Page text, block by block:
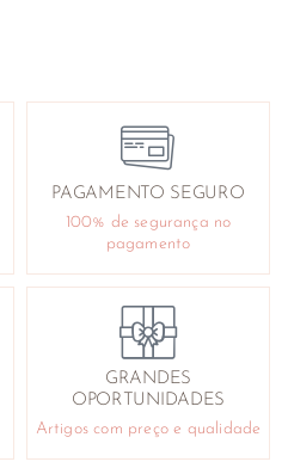
PAGAMENTO SEGURO
100% de segurança no
pagamento
GRANDES
OPORTUNIDADES
Artigos com preço e qualidade